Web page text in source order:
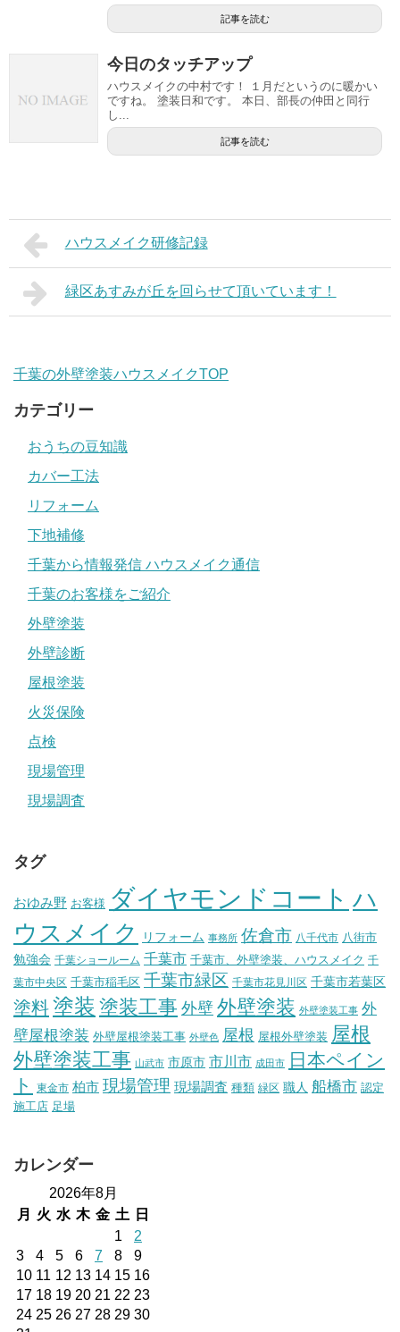
記事を読む
今日のタッチアップ
ハウスメイクの中村です！ １月だというのに暖かい
ですね。 塗装日和です。 本日、部長の仲田と同行
し...
記事を読む
ハウスメイク研修記録
緑区あすみが丘を回らせて頂いています！
千葉の外壁塗装ハウスメイクTOP
カテゴリー
おうちの豆知識
カバー工法
リフォーム
下地補修
千葉から情報発信 ハウスメイク通信
千葉のお客様をご紹介
外壁塗装
外壁診断
屋根塗装
火災保険
点検
現場管理
現場調査
タグ
おゆみ野 お客様 ダイヤモンドコート ハ
ウスメイク
リフォーム 事務所 佐倉市 八千代市 八街市
勉強会 千葉ショールーム 千葉市 千葉市、外壁塗装、ハウスメイク 千
葉市中央区 千葉市稲毛区 千葉市緑区 千葉市花見川区 千葉市若葉区
塗料塗装 塗装工事 外壁 外壁塗装 外壁塗装工事 外
壁屋根塗装 外壁屋根塗装工事 外壁色 屋根 屋根外壁塗装 屋根
外壁塗装工事 山武市 市原市 市川市 成田市
日本ペイン
ト
東金市 柏市 現場管理 現場調査 種類 緑区 職人 船橋市 認定
施工店 足場
カレンダー
2026年8月
月
火 水 木 金 土
日
1
2
3
4 5 6 7 8
9
10 11 12 13 14 15 16
17 18 19 20 21 22 23
24 25 26 27 28 29 30